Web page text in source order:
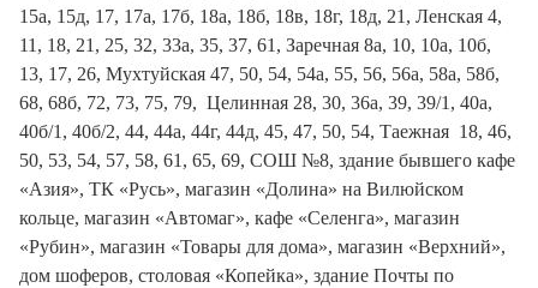
15а, 15д, 17, 17а, 17б, 18а, 18б, 18в, 18г, 18д, 21, Ленская 4,
11, 18, 21, 25, 32, 33а, 35, 37, 61, Заречная 8а, 10, 10а, 10б,
13, 17, 26, Мухтуйская 47, 50, 54, 54а, 55, 56, 56а, 58а, 58б,
68, 68б, 72, 73, 75, 79, Целинная 28, 30, 36а, 39, 39/1, 40а,
40б/1, 40б/2, 44, 44а, 44г, 44д, 45, 47, 50, 54, Таежная 18, 46,
50, 53, 54, 57, 58, 61, 65, 69, СОШ №8, здание бывшего кафе
«Азия», ТК «Русь», магазин «Долина» на Вилюйском
кольце, магазин «Автомаг», кафе «Селенга», магазин
«Рубин», магазин «Товары для дома», магазин «Верхний»,
дом шоферов, столовая «Копейка», здание Почты по